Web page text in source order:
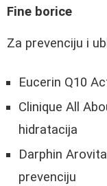
Fine borice
Za prevenciju i
Eucerin Q10
Clinique All
hidratacija
Darphin
prevenciju